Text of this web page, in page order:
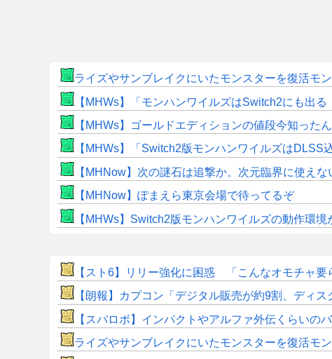
ライズやサンブレイクにいたモンスターを復活モ
【MHWs】「モンハンワイルズはSwitch2にも出
【MHWs】ゴールドエディションの値段今知った
【MHWs】「Switch2版モンハンワイルズはDLSS
【MHNow】次の謎石は追撃か。次元臨界に使え
【MHNow】ぽまえら東京会場で待ってるぞ
【MHWs】Switch2版モンハンワイルズの動作環境
【スト6】リリー強化に困惑 「こんなオモチャ要
【朗報】カプコン「デジタル販売が約9割、ディス
【スパロボ】インパクトやアルファ外伝くらい
ライズやサンブレイクにいたモンスターを復活モ